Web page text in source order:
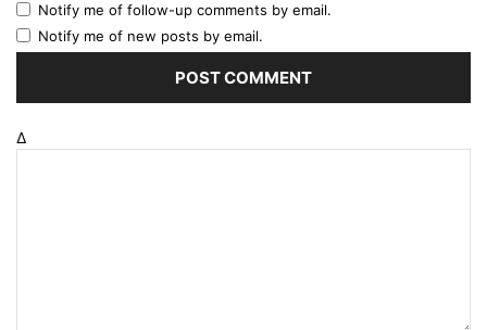
Notify me of follow-up comments by email.
Notify me of new posts by email.
Δ